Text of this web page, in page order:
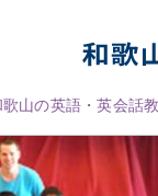
山の英語・英会話